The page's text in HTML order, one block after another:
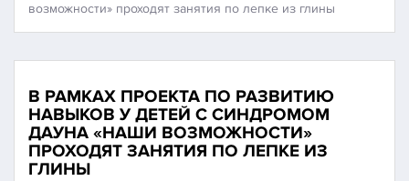
возможности» проходят занятия по лепке из глины
В РАМКАХ ПРОЕКТА ПО РАЗВИТИЮ
НАВЫКОВ У ДЕТЕЙ С СИНДРОМОМ
ДАУНА «НАШИ ВОЗМОЖНОСТИ»
ПРОХОДЯТ ЗАНЯТИЯ ПО ЛЕПКЕ ИЗ
ГЛИНЫ